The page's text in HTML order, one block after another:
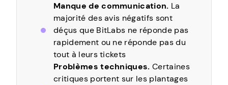
Manque de communication. La
majorité des avis négatifs sont
déçus que BitLabs ne réponde pas
rapidement ou ne réponde pas du
tout à leurs tickets
Problèmes techniques. Certaines
critiques portent sur les plantages